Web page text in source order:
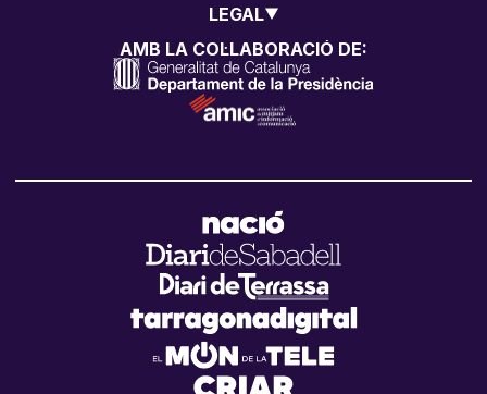
LEGAL
AMB LA COL·LABORACIÓ DE: